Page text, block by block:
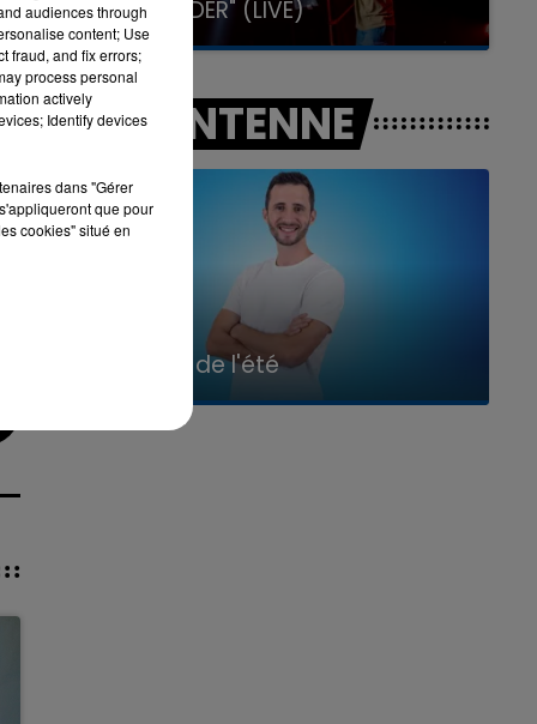
GIMS "SPIDER" (LIVE)
A L'ANTENNE
La Team de l'été
audiences through
content; Use
fraud, and fix errors;
process personal
actively
Identify devices
dans "Gérer
que pour
cookies" situé en